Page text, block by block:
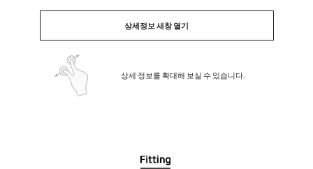
상세정보 새창 열기
상세 정보를 확대해 보실 수 있습니다.